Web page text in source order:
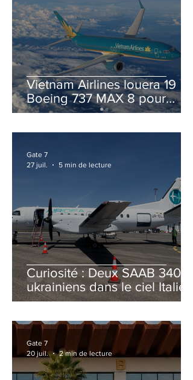
Vietnam Airlines louera 19
Boeing 737 MAX 8 pour
accélérer la modernisation
Curiosité : Deux SAAB 340B
ukrainiens dans le ciel Italien
cet été
Gate 7
27 juil.
5 min de lecture
Gate 7
20 juil.
2 min de lecture